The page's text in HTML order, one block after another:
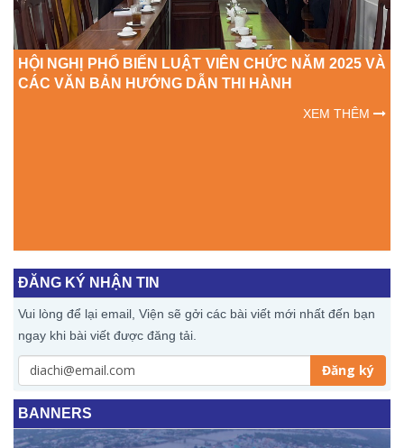
HỘI NGHỊ PHỔ BIẾN LUẬT VIÊN CHỨC NĂM 2025 VÀ
CÁC VĂN BẢN HƯỚNG DẪN THI HÀNH
XEM THÊM
ĐĂNG KÝ NHẬN TIN
Vui lòng để lại email, Viện sẽ gởi các bài viết mới nhất đến bạn
ngay khi bài viết được đăng tải.
Đăng ký
BANNERS